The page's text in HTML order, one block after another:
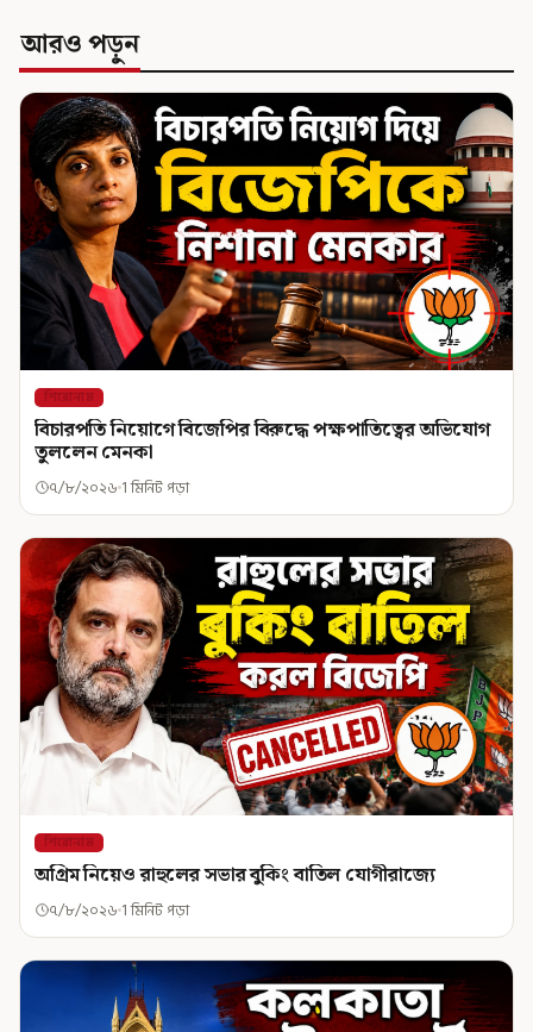
আরও পড়ুন
শিরোনাম
বিচারপতি নিয়োগে বিজেপির বিরুদ্ধে পক্ষপাতিত্বের অভিযোগ
তুললেন মেনকা
৭/৮/২০২৬ 1 মিনিট পড়া
শিরোনাম
অগ্রিম নিয়েও রাহুলের সভার বুকিং বাতিল যোগীরাজ্যে
৭/৮/২০২৬ 1 মিনিট পড়া